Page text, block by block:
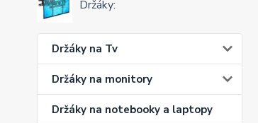
Držáky:
Držáky na Tv
Držáky na monitory
Držáky na notebooky a laptopy